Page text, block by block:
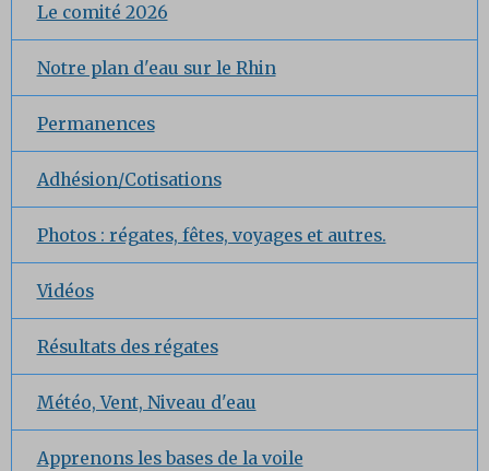
Le comité 2026
Notre plan d'eau sur le Rhin
Permanences
Adhésion/Cotisations
Photos : régates, fêtes, voyages et autres.
Vidéos
Résultats des régates
Météo, Vent, Niveau d'eau
Apprenons les bases de la voile